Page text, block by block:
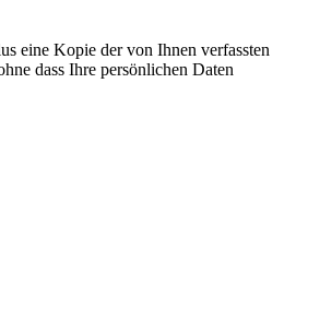
eine Kopie der von Ihnen verfassten
dass Ihre persönlichen Daten